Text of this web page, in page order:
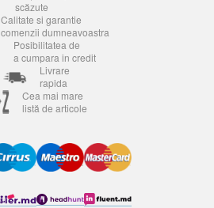
scăzute
Calitate si garantie
comenzii dumneavoastra
Posibilitatea de
a cumpara in credit
Livrare
rapida
Cea mai mare
listă de articole